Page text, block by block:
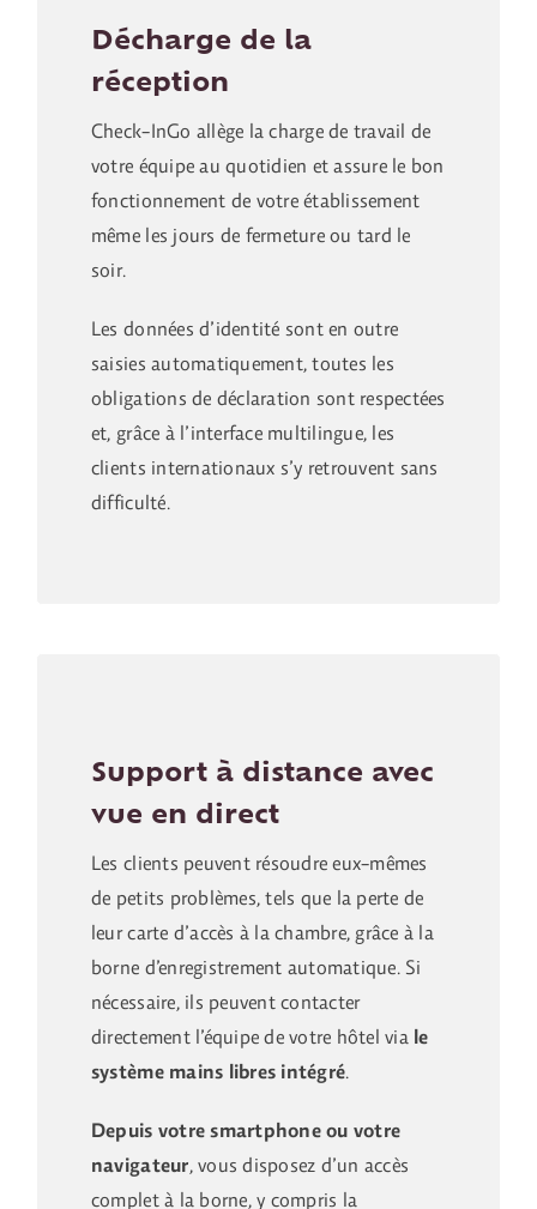
Décharge de la
réception
Check-InGo allège la charge de travail de
votre équipe au quotidien et assure le bon
fonctionnement de votre établissement
même les jours de fermeture ou tard le
soir.
Les données d’identité sont en outre
saisies automatiquement, toutes les
obligations de déclaration sont respectées
et, grâce à l’interface multilingue, les
clients internationaux s’y retrouvent sans
difficulté.
Support à distance avec
vue en direct
Les clients peuvent résoudre eux-mêmes
de petits problèmes, tels que la perte de
leur carte d’accès à la chambre, grâce à la
borne d’enregistrement automatique. Si
nécessaire, ils peuvent contacter
directement l’équipe de votre hôtel via le
système mains libres intégré.
Depuis votre smartphone ou votre
navigateur, vous disposez d’un accès
complet à la borne, y compris la